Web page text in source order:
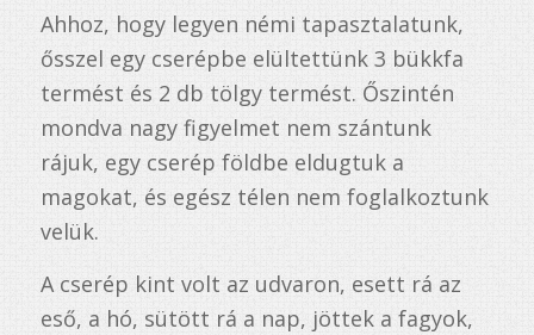
Ahhoz, hogy legyen némi tapasztalatunk,
ősszel egy cserépbe elültettünk 3 bükkfa
termést és 2 db tölgy termést. Őszintén
mondva nagy figyelmet nem szántunk
rájuk, egy cserép földbe eldugtuk a
magokat, és egész télen nem foglalkoztunk
velük.
A cserép kint volt az udvaron, esett rá az
eső, a hó, sütött rá a nap, jöttek a fagyok,